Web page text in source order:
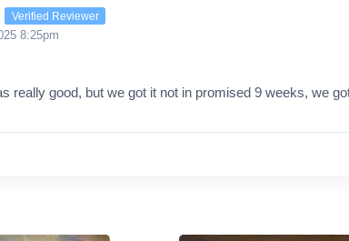
Verified Reviewer
8:25pm
really good, but we got it not in promised 9 weeks, we